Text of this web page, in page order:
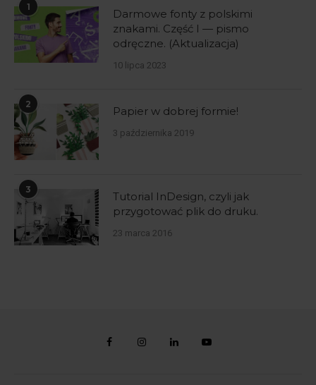
1
Darmowe fonty z polskimi
znakami. Część I — pismo
odręczne. (Aktualizacja)
10 lipca 2023
2
Papier w dobrej formie!
3 października 2019
3
Tutorial InDesign, czyli jak
przygotować plik do druku.
23 marca 2016